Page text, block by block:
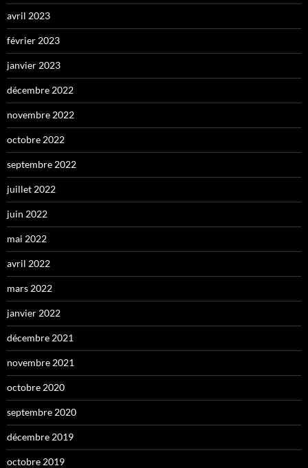
avril 2023
février 2023
janvier 2023
décembre 2022
novembre 2022
octobre 2022
septembre 2022
juillet 2022
juin 2022
mai 2022
avril 2022
mars 2022
janvier 2022
décembre 2021
novembre 2021
octobre 2020
septembre 2020
décembre 2019
octobre 2019